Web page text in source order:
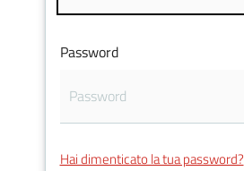
5x1000
Password
Hai dimenticato la tua password?